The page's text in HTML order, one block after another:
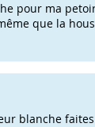
pour ma
que la
blanche